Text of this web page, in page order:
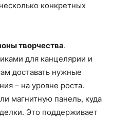
конкретных
творчества.
для канцелярии и
доставать нужные
– на уровне роста.
магнитную панель, куда
Это поддерживает